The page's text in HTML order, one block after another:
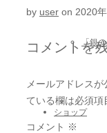
「銀
ショップ
by user on 2020
コメントを
メールアドレスが
ている欄は必須項
コメント ※